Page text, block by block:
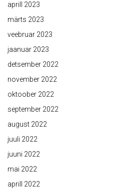
aprill 2023
märts 2023
veebruar 2023
jaanuar 2023
detsember 2022
november 2022
oktoober 2022
september 2022
august 2022
juuli 2022
juuni 2022
mai 2022
aprill 2022